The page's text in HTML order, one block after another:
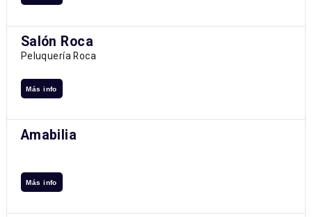
Salón Roca
Peluquería Roca
Más info
Amabilia
Más info